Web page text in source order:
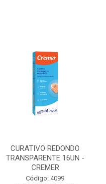
CURATIVO REDONDO
TRANSPARENTE 16UN -
CREMER
Código: 4099